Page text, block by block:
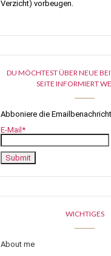
Verzicht) vorbeugen.
DU MÖCHTEST ÜBER NEUE
SEITE INFORMIERT
Abboniere die
E-Mail*
WICHTIGES
About me